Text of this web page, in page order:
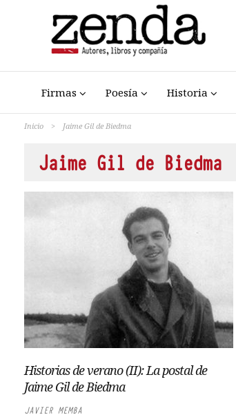
Firmas Poesía Historia
Inicio > Jaime Gil de Biedma
Jaime Gil de Biedma
Historias de verano (II): La postal de
Jaime Gil de Biedma
JAVIER MEMBA